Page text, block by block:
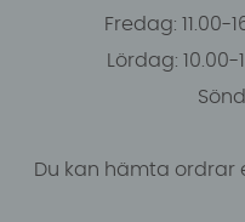
Fredag: 11.00-
Lördag:
Du kan hämta ordrar